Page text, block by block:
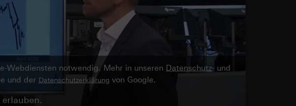
Webdiensten notwendig. Mehr in unseren Datenschutz- und
und der Datenschutzerklärungvon Google.